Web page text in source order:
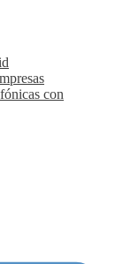
con